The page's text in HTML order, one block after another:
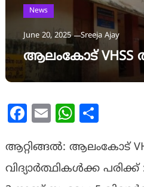
News
June 20, 2025 Sreeja Ajay
ആലംകോട് VHSS
Facebook
Email WhatsApp
ആറ്റിങ്ങൽ: ആലംകോട്
വിദ്യാർത്ഥികൾക്ക